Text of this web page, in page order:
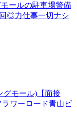
ールの駐車場警備
◎力仕事一切ナシ
グモール)【面接
ワーロード青山ビ